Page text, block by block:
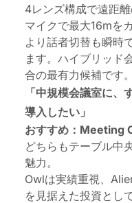
4レンズ構成で遠距
マイクで最大16mを
より話者切替も瞬時
ます。ハイブリッド
合の最有力候補です。
「中規模会議室に、
導入したい」
おすすめ：Meeting
どちらもテーブル中
魅力。
Owlは実績重視、
を見据えた投資とし